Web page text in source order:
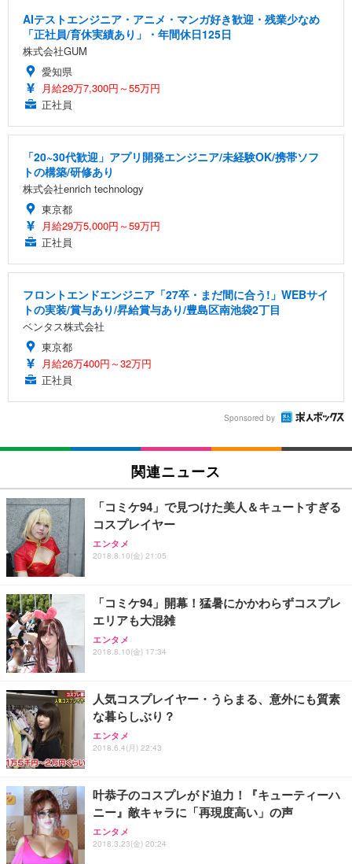
AIテストエンジニア・アニメ・マンガ好き歓迎・残業少なめ
「正社員/育休実績あり」・年間休日125日
株式会社GUM
愛知県
月給29万7,300円～55万円
正社員
「20~30代歓迎」アプリ開発エンジニア/未経験OK/携帯ソフ
トの構築/研修あり
株式会社enrich technology
東京都
月給29万5,000円～59万円
正社員
フロントエンドエンジニア「27卒・まだ間に合う!」WEBサイ
トの実装/賞与あり/昇給賞与あり/豊島区南池袋2丁目
ベンタス株式会社
東京都
月給26万400円～32万円
正社員
Sponsored by
関連ニュース
「コミケ94」で見つけた美人＆キュートすぎる
コスプレイヤー
エンタメ
2018.8.10(金) 21:05
「コミケ94」開幕！猛暑にかかわらずコスプレ
エリアも大混雑
エンタメ
2018.8.10(金) 17:34
人気コスプレイヤー・うらまる、意外にも質素
な暮らしぶり？
エンタメ
2018.6.4(月) 22:43
叶恭子のコスプレがド迫力！『キューティーハ
ニー』敵キャラに「再現度高い」の声
エンタメ
2018.3.23(金) 20:24